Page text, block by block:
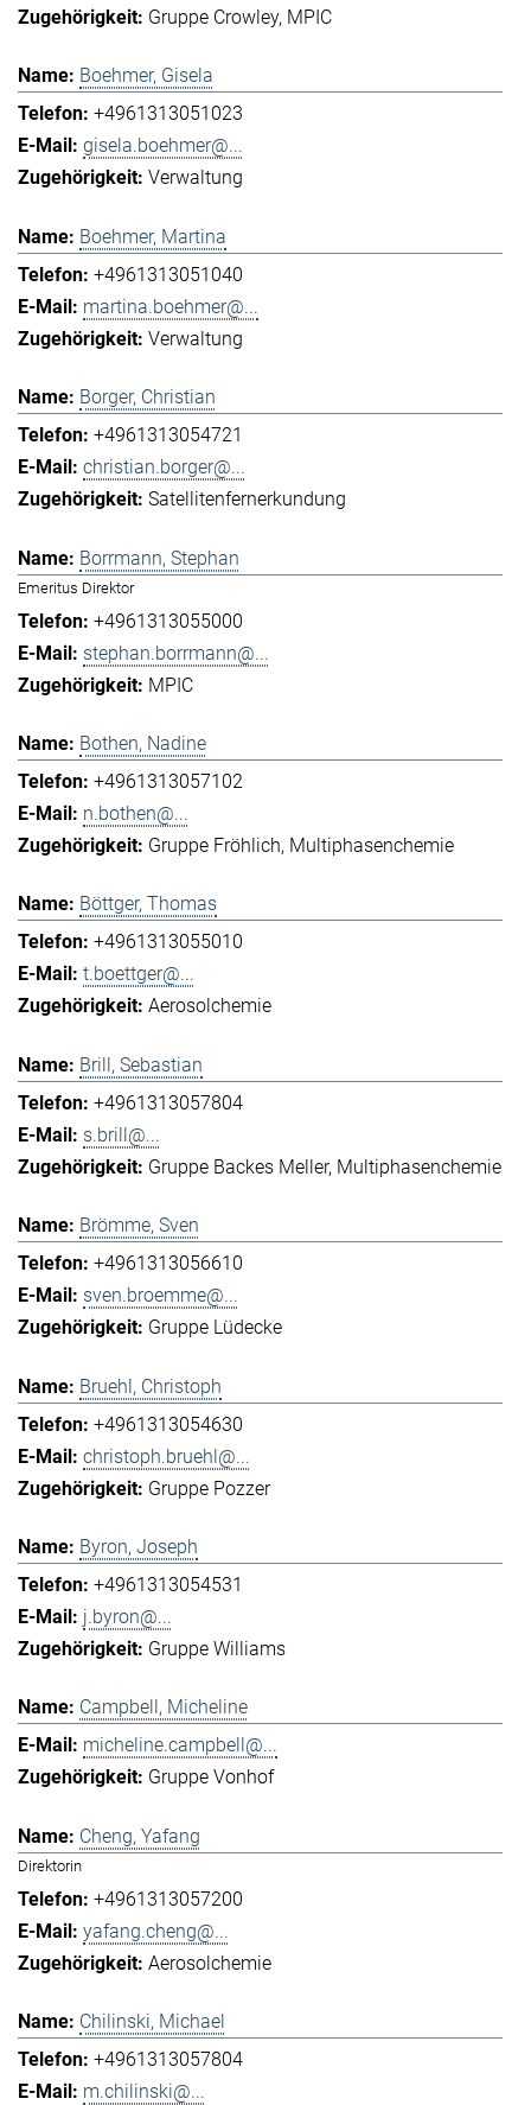
Gruppe Crowley MPIC
Boehmer, Gisela
+4961313051023
gisela.boehmer@...
Verwaltung
Boehmer, Martina
+4961313051040
martina.boehmer@...
Verwaltung
Borger, Christian
+4961313054721
christian.borger@...
Satellitenfernerkundung
Borrmann, Stephan
Emeritus Direktor
+4961313055000
stephan.borrmann@...
MPIC
Bothen, Nadine
+4961313057102
n.bothen@...
Gruppe Fröhlich Multiphasenchemie
Böttger, Thomas
+4961313055010
t.boettger@...
Aerosolchemie
Brill, Sebastian
+4961313057804
s.brill@...
Gruppe Backes Meller Multiphasenchemie
Brömme, Sven
+4961313056610
sven.broemme@...
Gruppe Lüdecke
Bruehl, Christoph
+4961313054630
christoph.bruehl@...
Gruppe Pozzer
Byron, Joseph
+4961313054531
j.byron@...
Gruppe Williams
Campbell, Micheline
micheline.campbell@...
Gruppe Vonhof
Cheng, Yafang
Direktorin
+4961313057200
yafang.cheng@...
Aerosolchemie
Chilinski, Michael
+4961313057804
m.chilinski@...